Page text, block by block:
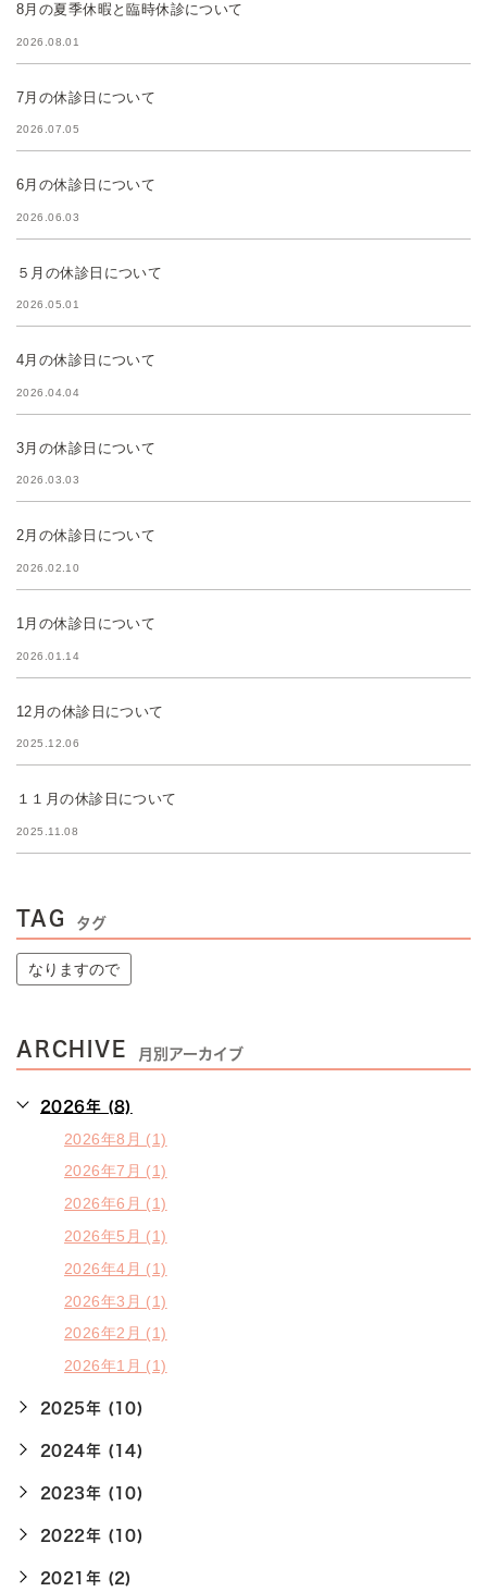
8月の夏季休暇と臨時休診について
2026.08.01
7月の休診日について
2026.07.05
6月の休診日について
2026.06.03
５月の休診日について
2026.05.01
4月の休診日について
2026.04.04
3月の休診日について
2026.03.03
2月の休診日について
2026.02.10
1月の休診日について
2026.01.14
12月の休診日について
2025.12.06
１１月の休診日について
2025.11.08
TAG タグ
なりますので
ARCHIVE 月別アーカイブ
2026年 (8)
2026年8月 (1)
2026年7月 (1)
2026年6月 (1)
2026年5月 (1)
2026年4月 (1)
2026年3月 (1)
2026年2月 (1)
2026年1月 (1)
2025年 (10)
2024年 (14)
2023年 (10)
2022年 (10)
2021年 (2)